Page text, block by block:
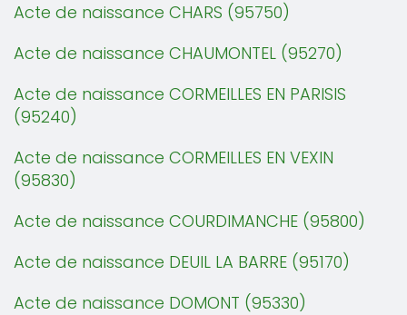
Acte de naissance CHARS (95750)
Acte de naissance CHAUMONTEL (95270)
Acte de naissance CORMEILLES EN PARISIS
(95240)
Acte de naissance CORMEILLES EN VEXIN
(95830)
Acte de naissance COURDIMANCHE (95800)
Acte de naissance DEUIL LA BARRE (95170)
Acte de naissance DOMONT (95330)